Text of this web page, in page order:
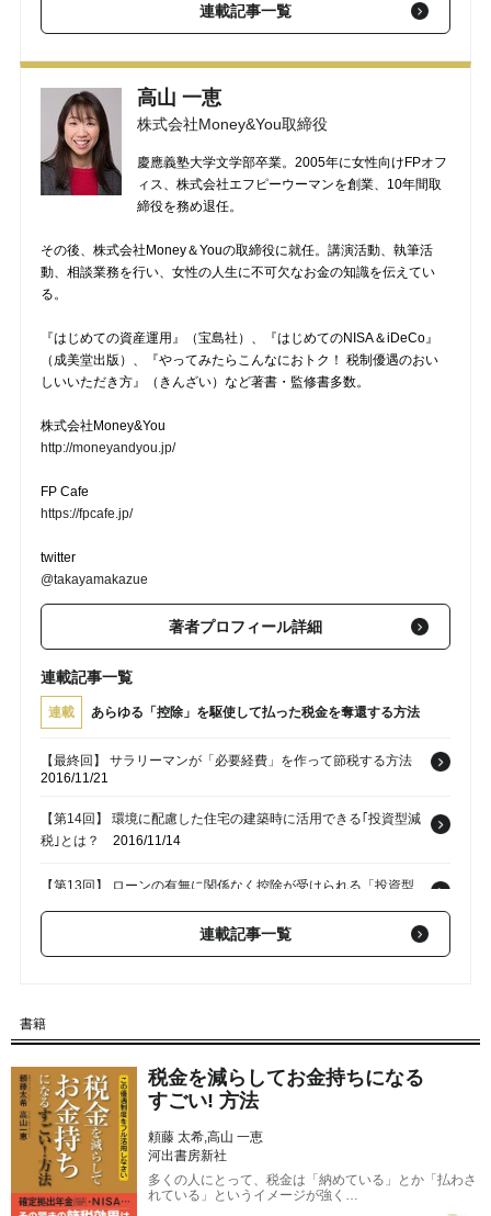
【第12回】 リフォームでも使える!? 「住宅ローン控除」の活用
【第11回】 節税効果が高い控除――「住宅ローン控除」の概
2016/11/03
連載記事一覧
高山 一恵
株式会社Money&You取締役
慶應義塾大学文学部卒業。2005年に女性向けFPオフ
ィス、株式会社エフピーウーマンを創業、10年間取
締役を務め退任。
その後、株式会社Money＆Youの取締役に就任。講演活動、執筆活
動、相談業務を行い、女性の人生に不可欠なお金の知識を伝えてい
る。
『はじめての資産運用』（宝島社）、『はじめてのNISA＆iDeCo』
（成美堂出版）、『やってみたらこんなにおトク！ 税制優遇のおい
しいいただき方』（きんざい）など著書・監修書多数。
株式会社Money&You
http://moneyandyou.jp/
FP Cafe
https://fpcafe.jp/
twitter
@takayamakazue
著者プロフィール詳細
連載記事一覧
連載 あらゆる「控除」を駆使して払った税金を奪還する方法
【最終回】 サラリーマンが「必要経費」を作って節税する方法
2016/11/21
【第14回】 環境に配慮した住宅の建築時に活用できる｢投資型減
税｣とは？
2016/11/14
【第13回】 ローンの有無に関係なく控除が受けられる「投資型
減税」とは？2016/11/10
【第12回】 リフォームでも使える!? 「住宅ローン控除」の活用
【第11回】 節税効果が高い控除――「住宅ローン控除」の概
要2016/11/03
連載記事一覧
書籍
税金を減らしてお金持ちになる
すごい! 方法
頼藤 太希,高山 一恵
河出書房新社
多くの人にとって、税金は「納めている」とか「払わさ
れている」というイメージが強く…